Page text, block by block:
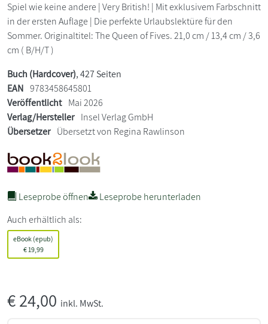
Spiel wie keine andere | Very British! | Mit exklusivem Farbschnitt
in der ersten Auflage | Die perfekte Urlaubslektüre für den
Sommer. Originaltitel: The Queen of Fives. 21,0 cm / 13,4 cm / 3,6
cm ( B/H/T )
Buch (Hardcover), 427 Seiten
EAN 9783458645801
Veröffentlicht Mai 2026
Verlag/Hersteller Insel Verlag GmbH
Übersetzer Übersetzt von Regina Rawlinson
Leseprobe öffnen
Leseprobe herunterladen
Auch erhältlich als:
eBook (epub)
€19,99
€24,00 inkl. MwSt.